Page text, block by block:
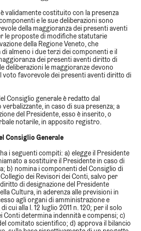
validamente costituito con la presenza
e le sue deliberazioni sono
della maggioranza dei presenti aventi
le proposte di modifiche statutarie
della Regione Veneto, che
almeno i due terzi dei componenti e il
dei presenti aventi diritto di
deliberazioni le maggioranze devono
favorevole dei presenti aventi diritto di
Consiglio generale è redatto dal
in caso di sua presenza; a
del Presidente, esso è inserito, o
notarile, in apposito registro.
Consiglio Generale
i seguenti compiti: a) elegge il Presidente
a sostituire il Presidente in caso di
b) nomina i componenti del Consiglio di
dei Revisori dei Conti, salvo per
di designazione del Presidente
Cultura, in aderenza alle previsioni in
agli organi di amministrazione e
cui alla l. 12 luglio 2011 n. 120; per il solo
Conti determina indennità e compensi; c)
comitato scientifico; d) approva il bilancio